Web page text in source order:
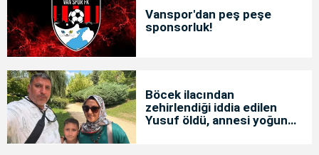
Vanspor'dan peş peşe
sponsorluk!
Böcek ilacından
zehirlendiği iddia edilen
Yusuf öldü, annesi yoğun